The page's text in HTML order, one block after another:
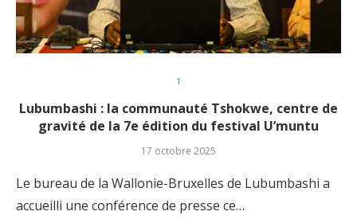
1
Lubumbashi : la communauté Tshokwe, centre de
gravité de la 7e édition du festival U’muntu
17 octobre 2025
Le bureau de la Wallonie-Bruxelles de Lubumbashi a
accueilli une conférence de presse ce…